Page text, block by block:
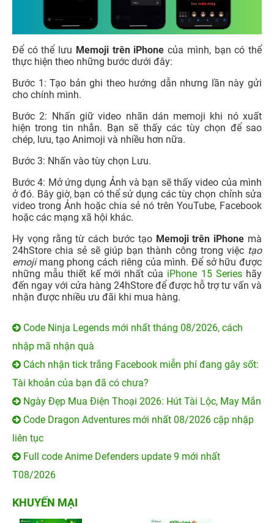
Để có thể lưu Memoji trên iPhone của mình, bạn có thể
thực hiện theo những bước dưới đây:
Bước 1: Tạo bản ghi theo hướng dẫn nhưng lần này gửi
cho chính mình.
Bước 2: Nhấn giữ video nhãn dán memoji khi nó xuất
hiện trong tin nhắn. Bạn sẽ thấy các tùy chọn để sao
chép, lưu, tạo Animoji và nhiều hơn nữa.
Bước 3: Nhấn vào tùy chọn Lưu.
Bước 4: Mở ứng dụng Ảnh và bạn sẽ thấy video của mình
ở đó. Bây giờ, bạn có thể sử dụng các tùy chọn chỉnh sửa
video trong Ảnh hoặc chia sẻ nó trên YouTube, Facebook
hoặc các mạng xã hội khác.
Hy vọng rằng từ cách bước tạo Memoji trên iPhone mà
24hStore chia sẻ sẽ giúp bạn thành công trong việc tạo
emojimang phong cách riêng của mình. Để sở hữu được
những mẫu thiết kế mới nhất của iPhone 15 Serieshãy
đến ngay với cửa hàng 24hStore để được hỗ trợ tư vấn và
nhận được nhiều ưu đãi khi mua hàng.
Code Ninja Legends mới nhất tháng 08/2026, cách
nhập mã nhận quà
Cách nhận tick trắng Facebook miễn phí đang gây sốt:
Tài khoản của bạn đã có chưa?
Ngày Đẹp Mua Điện Thoại 2026: Hút Tài Lộc, May Mắn
Code Dragon Adventures mới nhất 08/2026 cập nhập
liên tục
Full code Anime Defenders update 9 mới nhất
T08/2026
KHUYẾN MẠI